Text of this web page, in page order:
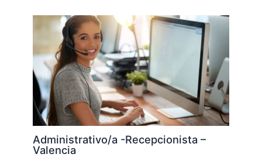
Administrativo/a -Recepcionista –
Valencia